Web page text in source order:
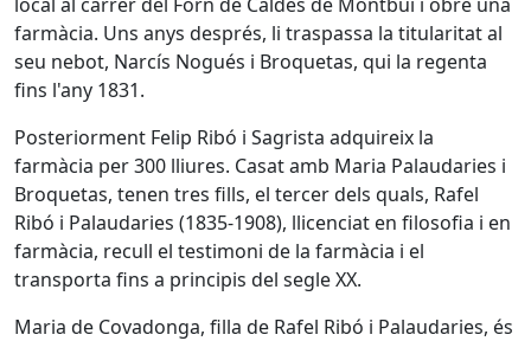
farmàcia. Uns anys després, li traspassa la titularitat al
seu nebot, Narcís Nogués i Broquetas, qui la regenta
fins l'any 1831.
Posteriorment Felip Ribó i Sagrista adquireix la
farmàcia per 300 lliures. Casat amb Maria Palaudaries i
Broquetas, tenen tres fills, el tercer dels quals, Rafel
Ribó i Palaudaries (1835-1908), llicenciat en filosofia i en
farmàcia, recull el testimoni de la farmàcia i el
transporta fins a principis del segle XX.
Maria de Covadonga, filla de Rafel Ribó i Palaudaries, és